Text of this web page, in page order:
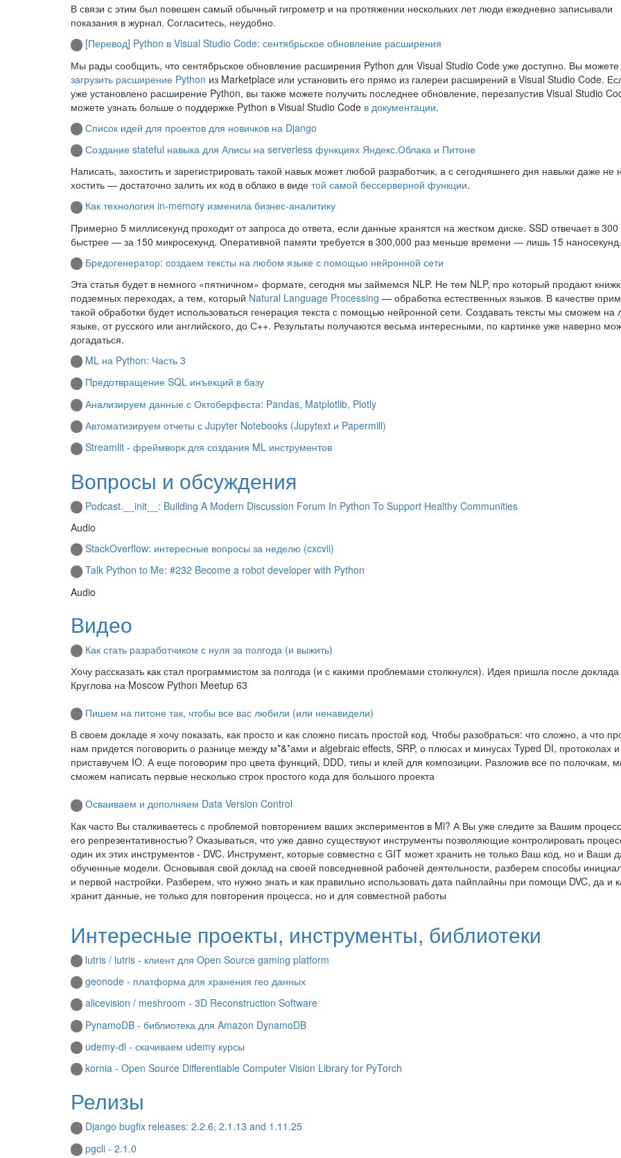
В связи с этим был повешен самый обычный гигрометр и на протяжении нескольких лет люди ежедневно записывали
показания в журнал. Согласитесь, неудобно.
[Перевод] Python в Visual Studio Code: сентябрьское обновление расширения
Мы рады сообщить, что сентябрьское обновление расширения Python для Visual Studio Code уже доступно. Вы можете
загрузить расширение Python из Marketplace или установить его прямо из галереи расширений в Visual Studio Code.
уже установлено расширение Python, вы также можете получить последнее обновление, перезапустив Visual Studio
можете узнать больше о поддержке Python в Visual Studio Code в документации.
Список идей для проектов для новичков на Django
Создание stateful навыка для Алисы на serverless функциях Яндекс.Облака и Питоне
Написать, захостить и зарегистрировать такой навык может любой разработчик, а с сегодняшнего дня навыки даже не
хостить — достаточно залить их код в облако в виде той самой бессерверной функции.
Как технология in-memory изменила бизнес-аналитику
Примерно 5 миллисекунд проходит от запроса до ответа, если данные хранятся на жестком диске. SSD отвечает в 300
быстрее — за 150 микросекунд. Оперативной памяти требуется в 300,000 раз меньше времени — лишь 15
Бредогенератор: создаем тексты на любом языке с помощью нейронной сети
Эта статья будет в немного «пятничном» формате, сегодня мы займемся NLP. Не тем NLP, про который продают
подземных переходах, а тем, который Natural Language Processing — обработка естественных языков. В качестве
такой обработки будет использоваться генерация текста с помощью нейронной сети. Создавать тексты мы сможем
языке, от русского или английского, до С++. Результаты получаются весьма интересными, по картинке уже наверно
догадаться.
ML на Python: Часть 3
Предотвращение SQL инъекций в базу
Анализируем данные с Октоберфеста: Pandas, Matplotlib, Plotly
Автоматизируем отчеты с Jupyter Notebooks (Jupytext и Papermill)
Streamlit - фреймворк для создания ML инструментов
Вопросы и обсуждения
Podcast.__init__: Building A Modern Discussion Forum In Python To Support Healthy Communities
Audio
StackOverflow: интересные вопросы за неделю (cxcvii)
Talk Python to Me: #232 Become a robot developer with Python
Audio
Видео
Как стать разработчиком с нуля за полгода (и выжить)
Хочу рассказать как стал программистом за полгода (и с какими проблемами столкнулся). Идея пришла после
Круглова на Moscow Python Meetup 63
Пишем на питоне так, чтобы все вас любили (или ненавидели)
В своем докладе я хочу показать, как просто и как сложно писать простой код. Чтобы разобраться: что сложно, а что
нам придется поговорить о разнице между м*&*ами и algebraic effects, SRP, о плюсах и минусах Typed DI, протоколах и
приставучем IO. А еще поговорим про цвета функций, DDD, типы и клей для композиции. Разложив все по полочкам,
сможем написать первые несколько строк простого кода для большого проекта
Осваиваем и дополняем Data Version Control
Как часто Вы сталкиваетесь с проблемой повторением ваших экспериментов в Ml? А Вы уже следите за Вашим
его репрезентативностью? Оказываться, что уже давно существуют инструменты позволяющие контролировать
один их этих инструментов - DVC. Инструмент, которые совместно с GIT может хранить не только Ваш код, но и Ваши
обученные модели. Основывая свой доклад на своей повседневной рабочей деятельности, разберем способы
и первой настройки. Разберем, что нужно знать и как правильно использовать дата пайплайны при помощи DVC, да и
хранит данные, не только для повторения процесса, но и для совместной работы
Интересные проекты, инструменты, библиотеки
lutris / lutris - клиент для Open Source gaming platform
geonode - платформа для хранения гео данных
alicevision / meshroom - 3D Reconstruction Software
PynamoDB - библиотека для Amazon DynamoDB
udemy-dl - скачиваем udemy курсы
kornia - Open Source Differentiable Computer Vision Library for PyTorch
Релизы
Django bugfix releases: 2.2.6, 2.1.13 and 1.11.25
pgcli - 2.1.0